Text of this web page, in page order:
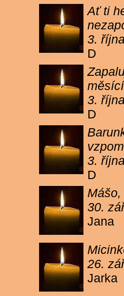
Ať ti
3.
D
3.
D
3.
D
30.
Jana
26.
Jarka